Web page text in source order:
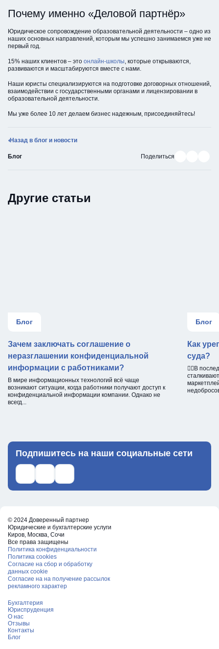
Почему именно «Деловой партнёр»
Юридическое сопровождение образовательной деятельности – одно из
наших основных направлений, которым мы успешно занимаемся уже не
первый год.
15% наших клиентов – это онлайн-школы, которые открываются,
развиваются и масштабируются вместе с нами.
Наши юристы специализируются на подготовке договорных отношений,
взаимодействии с государственными органами и лицензировании в
образовательной деятельности.
Мы уже более 10 лет делаем бизнес надежным, присоединяйтесь!
Назад в блог и новости
Блог Поделиться
Другие статьи
Блог
Зачем заключать соглашение о
неразглашении конфиденциальной
информации с работниками?
В мире информационных технологий всё чаще
возникают ситуации, когда работники получают доступ к
конфиденциальной информации компании. Однако не
всегд...
Блог
Как
суда?
☝🏻В
Подпишитесь на наши социальные сети
Ссылка на телеграм
Ссылка на what's up
Ссылка на ВКонтакте
© 2024 Доверенный партнер
Юридические и бухгалтерские услуги
Киров, Москва, Сочи
Все права защищены
Политика конфиденциальности
Политика cookies
Согласие на сбор и обработку
данных cookie
Согласие на на получение рассылок
рекламного характер
Бухгалтерия
Юриспруденция
О нас
Отзывы
Контакты
Блог